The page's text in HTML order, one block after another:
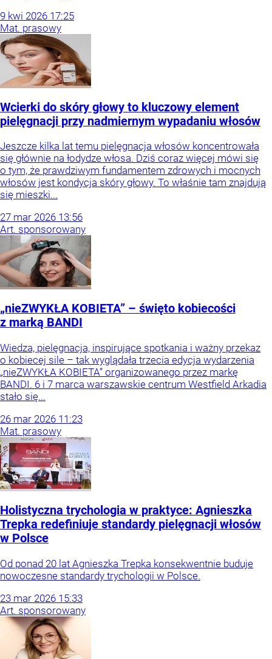
9 kwi 2026 17:25
Mat. prasowy
Wcierki do skóry głowy to kluczowy element
pielęgnacji przy nadmiernym wypadaniu włosów
Jeszcze kilka lat temu pielęgnacja włosów koncentrowała
się głównie na łodydze włosa. Dziś coraz więcej mówi się
o tym, że prawdziwym fundamentem zdrowych i mocnych
włosów jest kondycja skóry głowy. To właśnie tam znajdują
się mieszki...
27 mar 2026 13:56
Art. sponsorowany
„nieZWYKŁA KOBIETA” – święto kobiecości
z marką BANDI
Wiedza, pielęgnacja, inspirujące spotkania i ważny przekaz
o kobiecej sile – tak wyglądała trzecia edycja wydarzenia
„nieZWYKŁA KOBIETA” organizowanego przez markę
BANDI. 6 i 7 marca warszawskie centrum Westfield Arkadia
stało się...
26 mar 2026 11:23
Mat. prasowy
Holistyczna trychologia w praktyce: Agnieszka
Trepka redefiniuje standardy pielęgnacji włosów
w Polsce
Od ponad 20 lat Agnieszka Trepka konsekwentnie buduje
nowoczesne standardy trychologii w Polsce.
23 mar 2026 15:33
Art. sponsorowany